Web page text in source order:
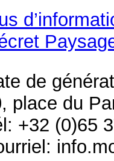
de
place du
+32 (0)65